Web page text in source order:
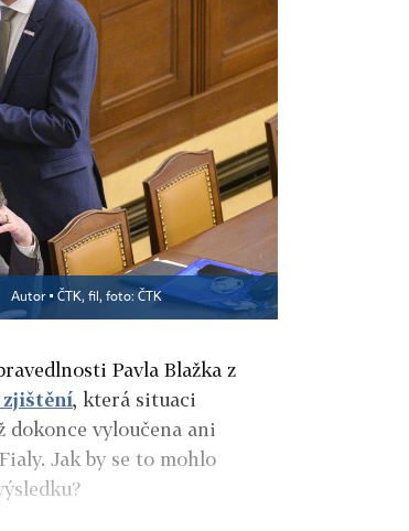
Autor ▪ ČTK, fil, foto: ČTK
Pavla Blažka z
zjištění, která situaci
dokonce vyloučena ani
Jak by se to mohlo